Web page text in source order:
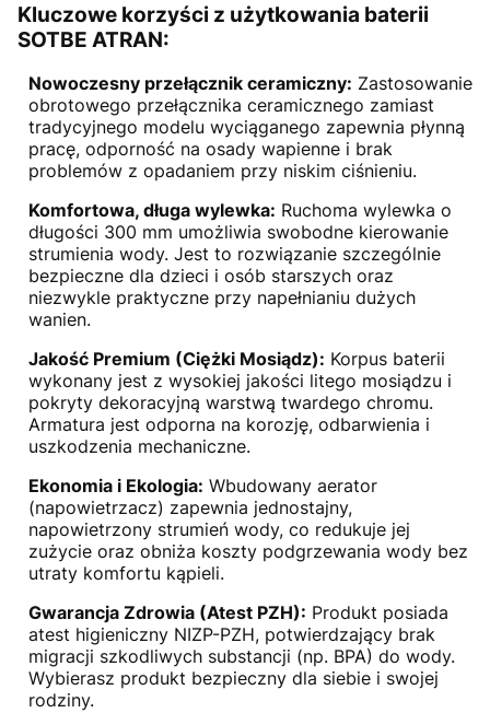
Kluczowe korzyści z użytkowania baterii
SOTBE ATRAN:
Nowoczesny przełącznik ceramiczny: Zastosowanie
obrotowego przełącznika ceramicznego zamiast
tradycyjnego modelu wyciąganego zapewnia płynną
pracę, odporność na osady wapienne i brak
problemów z opadaniem przy niskim ciśnieniu.
Komfortowa, długa wylewka: Ruchoma wylewka o
długości 300 mm umożliwia swobodne kierowanie
strumienia wody. Jest to rozwiązanie szczególnie
bezpieczne dla dzieci i osób starszych oraz
niezwykle praktyczne przy napełnianiu dużych
wanien.
Jakość Premium (Ciężki Mosiądz): Korpus baterii
wykonany jest z wysokiej jakości litego mosiądzu i
pokryty dekoracyjną warstwą twardego chromu.
Armatura jest odporna na korozję, odbarwienia i
uszkodzenia mechaniczne.
Ekonomia i Ekologia: Wbudowany aerator
(napowietrzacz) zapewnia jednostajny,
napowietrzony strumień wody, co redukuje jej
zużycie oraz obniża koszty podgrzewania wody bez
utraty komfortu kąpieli.
Gwarancja Zdrowia (Atest PZH): Produkt posiada
atest higieniczny NIZP-PZH, potwierdzający brak
migracji szkodliwych substancji (np. BPA) do wody.
Wybierasz produkt bezpieczny dla siebie i swojej
rodziny.